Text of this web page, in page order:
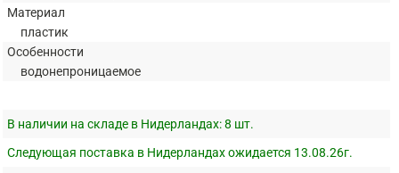
Материал
пластик
Особенности
водонепроницаемое
В наличии на складе в Нидерландах:8 шт.
Следующая поставка в Нидерландах ожидается 13.08.26г.